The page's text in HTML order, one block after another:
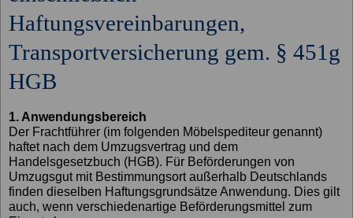
Haftungsvereinbarungen,
Transportversicherung gem. § 451g
HGB
1. Anwendungsbereich
Der Frachtführer (im folgenden Möbelspediteur genannt)
haftet nach dem Umzugsvertrag und dem
Handelsgesetzbuch (HGB). Für Beförderungen von
Umzugsgut mit Bestimmungsort außerhalb Deutschlands
finden dieselben Haftungsgrundsätze Anwendung. Dies gilt
auch, wenn verschiedenartige Beförderungsmittel zum